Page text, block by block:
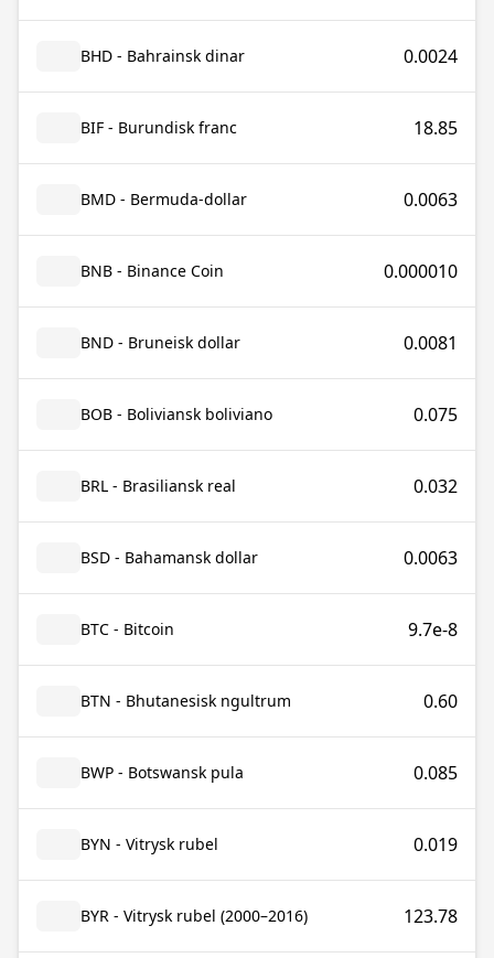
BHD - Bahrainsk dinar 0.0024
BIF - Burundisk franc 18.85
BMD - Bermuda-dollar 0.0063
BNB - Binance Coin 0.000010
BND - Bruneisk dollar 0.0081
BOB - Boliviansk boliviano 0.075
BRL - Brasiliansk real 0.032
BSD - Bahamansk dollar 0.0063
BTC - Bitcoin 9.7e-8
BTN - Bhutanesisk ngultrum 0.60
BWP - Botswansk pula 0.085
BYN - Vitrysk rubel 0.019
BYR - Vitrysk rubel (2000–2016) 123.78